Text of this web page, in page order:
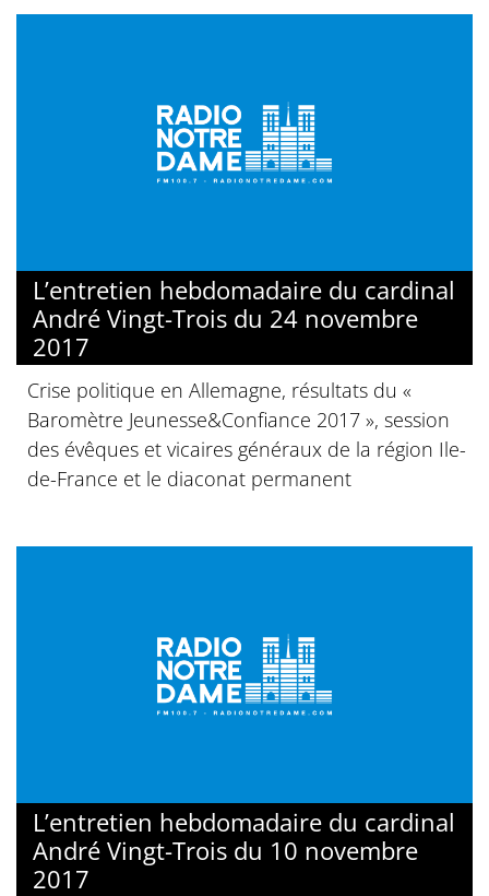
L’entretien hebdomadaire du cardinal
André Vingt-Trois du 24 novembre
2017
Crise politique en Allemagne, résultats du «
Baromètre Jeunesse&Confiance 2017 », session
des évêques et vicaires généraux de la région Ile-
de-France et le diaconat permanent
L’entretien hebdomadaire du cardinal
André Vingt-Trois du 10 novembre
2017